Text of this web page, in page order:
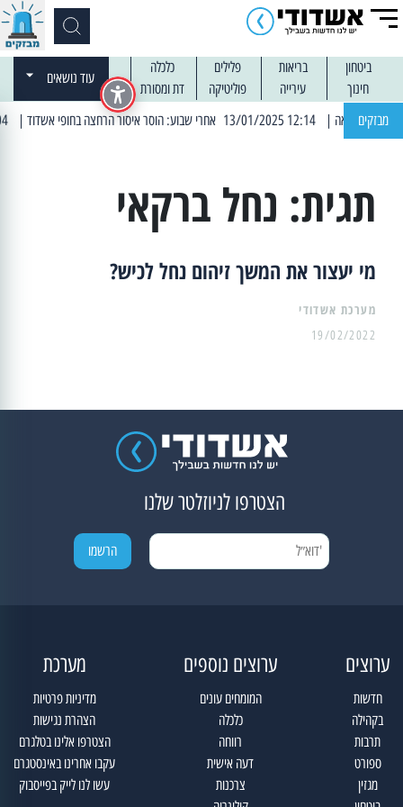
ביטחון בריאות פלילים
כלכלה
חינוך
עירייה פוליטיקה דת ומסורת
עוד נושאים
מבזקים | 13:04 14/01/2025 עובדים בלילות: עבודות קרצוף וריבוד אספלט
תגית: נחל ברקאי
מי יעצור את המשך זיהום נחל לכיש?
מערכת אשדודי
19/02/2022
הצטרפו לניוזלטר שלנו
ערוצים
חדשות
בקהילה
תרבות
ספורט
מגזין
ערוצים נוספים
המומחים עונים
כלכלה
רווחה
דעה אישית
צרכנות
מערכת
מדיניות פרטיות
הצהרת נגישות
הצטרפו אלינו בטלגרם
עקבו אחרינו באינסטגרם
עשו לנו לייק בפייסבוק